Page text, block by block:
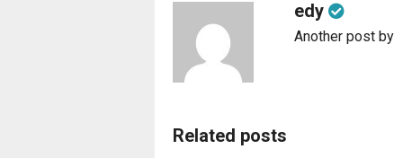
edy
Another post
Related posts